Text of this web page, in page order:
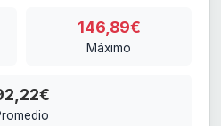
146,89€
Máximo